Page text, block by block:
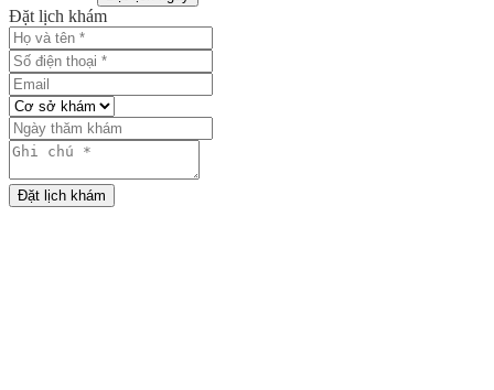
Đặt lịch khám
Đặt lịch khám